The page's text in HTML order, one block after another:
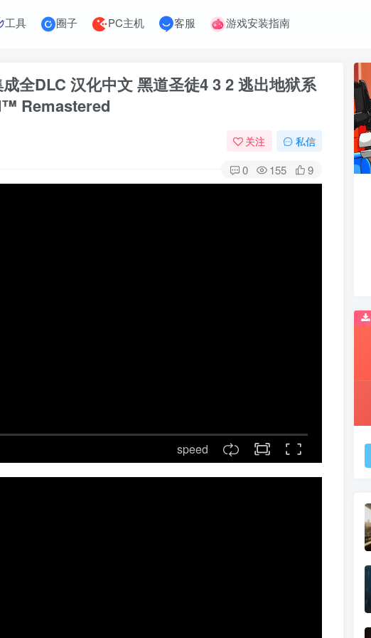
工具 圈子 PC主机 客服 游戏安装指南
全DLC 汉化中文 黑道圣徒4 3 2 逃出地狱系
Remastered
关注 私信
0 155 9
speed